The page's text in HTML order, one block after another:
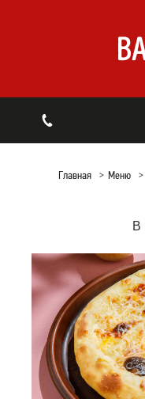
Главная > Меню >